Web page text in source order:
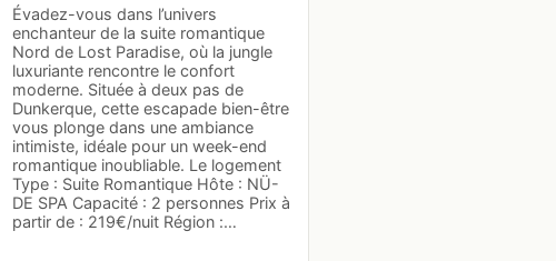
Évadez-vous dans l’univers
enchanteur de la suite romantique
Nord de Lost Paradise, où la jungle
luxuriante rencontre le confort
moderne. Située à deux pas de
Dunkerque, cette escapade bien-être
vous plonge dans une ambiance
intimiste, idéale pour un week-end
romantique inoubliable. Le logement
Type : Suite Romantique Hôte : NÜ-
DE SPA Capacité : 2 personnes Prix à
partir de : 219€/nuit Région :…